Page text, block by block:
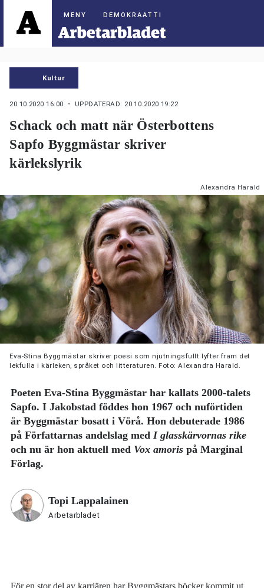
DEMOKRAATTI
Kultur
20.10.2020 16:00 ・ UPPDATERAD: 20.10.2020 19:22
Schack och matt när Österbottens
Sapfo Byggmästar skriver
kärlekslyrik
Alexandra Harald
Eva-Stina Byggmästar skriver poesi som njutningsfullt lyfter fram det
lekfulla i kärleken, språket och litteraturen. Foto: Alexandra Harald.
Poeten Eva-Stina Byggmästar har kallats 2000-talets
Sapfo. I Jakobstad föddes hon 1967 och nuförtiden
är Byggmästar bosatt i Vörå. Hon debuterade 1986
på Författarnas andelslag medI glasskärvornas rike
och nu är hon aktuell med Vox amoris på Marginal
Förlag.
Topi Lappalainen
Arbetarbladet